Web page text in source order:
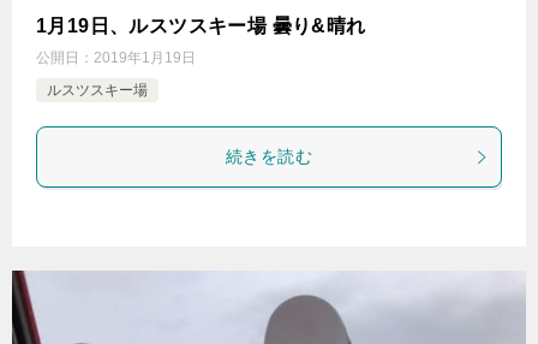
1月19日、ルスツスキー場 曇り&晴れ
公開日： 2019年1月19日
ルスツスキー場
続きを読む